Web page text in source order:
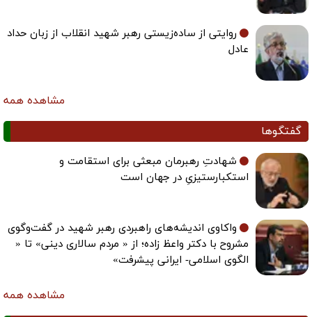
روایتی از ساده‌زیستی رهبر شهید انقلاب از زبان حداد
عادل
مشاهده همه
گفتگوها
شهادتِ رهبرمان مبعثی برای استقامت و
استکبارستیزیِ در جهان است
واکاوی اندیشه‌های راهبردی رهبر شهید در گفت‌وگوی
مشروح با دکتر واعظ زاده؛ از « مردم سالاری دینی» تا «
الگوی اسلامی- ایرانی پیشرفت»
مشاهده همه